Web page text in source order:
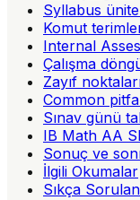
Syllabus
Komut
Internal
Çalışma
Zayıf
Common
Sınav günü
IB Math AA
Sonuç ve
İlgili Okumalar
Sıkça